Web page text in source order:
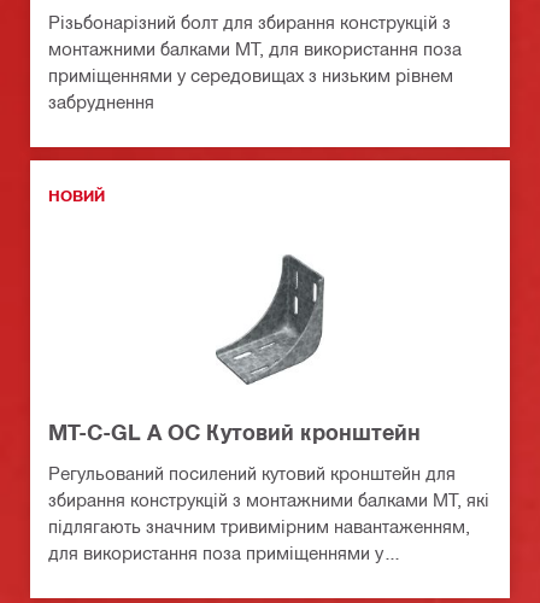
Різьбонарізний болт для збирання конструкцій з
монтажними балками MT, для використання поза
приміщеннями у середовищах з низьким рівнем
забруднення
НОВИЙ
MT-C-GL A OC Кутовий кронштейн
Регульований посилений кутовий кронштейн для
збирання конструкцій з монтажними балками MT, які
підлягають значним тривимірним навантаженням,
для використання поза приміщеннями у